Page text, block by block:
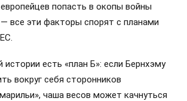
попасть в окопы войны
все эти факторы спорят с планами
истории есть «план Б»: если Бернхэму
вокруг себя сторонников
чаша весов может качнуться